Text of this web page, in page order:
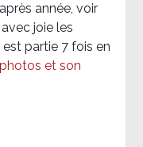
année, voir
joie les
est partie 7 fois en
et son